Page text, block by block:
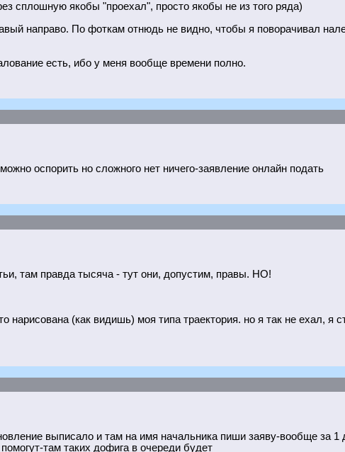
сплошную якобы "проехал", просто якобы не из того ряда)
направо. По фоткам отнюдь не видно, чтобы я поворачивал
есть, ибо у меня вообще времени полно.
оспорить но сложного нет ничего-заявление онлайн подать
там правда тысяча - тут они, допустим, правы. НО!
нарисована (как видишь) моя типа траектория. но я так не ехал, я
выписало и там на имя начальника пиши заяву-вообще за
там таких дофига в очереди будет